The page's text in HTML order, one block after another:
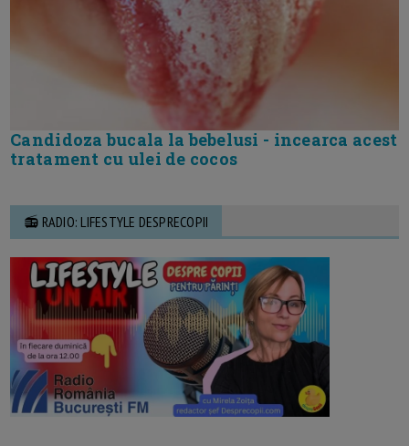
Candidoza bucala la bebelusi - incearca acest
tratament cu ulei de cocos
📻 RADIO: LIFESTYLE DESPRECOPII